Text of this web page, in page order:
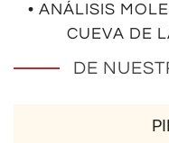
• ANÁLISIS
CUEVA DE
DE